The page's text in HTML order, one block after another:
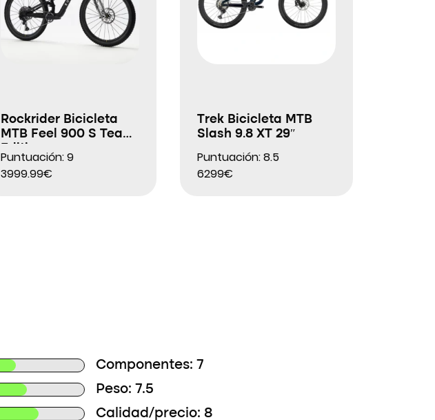
Rockrider Bicicleta
MTB Feel 900 S Team
Puntuación: 9
3999.99€
Trek Bicicleta MTB
Slash 9.8 XT 29″
Puntuación: 8.5
6299€
Componentes: 7
Peso: 7.5
Calidad/precio: 8